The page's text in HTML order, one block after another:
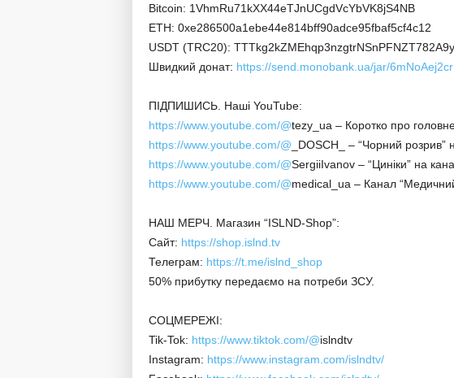
Bitcoin: 1VhmRu71kXX44eTJnUCgdVcYbVK8jS4NB
ETH: 0xe286500a1ebe44e814bff90adce95fbaf5cf4c12
USDT (TRC20):
Швидкий донат: https://send.monobank.ua/jar/6mNoAej2cr
ПІДПИШИСЬ. Наші YouTube:
https://www.youtube.com/@tezy_ua – Коротко про
https://www.youtube.com/@ _DOSCH_ – “Чорний розрив”
https://www.youtube.com/@SergiiIvanov – “Циніки” на
https://www.youtube.com/@medical_ua – Канал
НАШ МЕРЧ. Магазин “ISLND-Shop”:
Сайт: https://shop.islnd.tv
Телеграм: https://t.me/islnd_shop
50% прибутку передаємо на потреби ЗСУ.
СОЦМЕРЕЖІ:
Tik-Tok: https://www.tiktok.com/@islndtv
Instagram: https://www.instagram.com/islndtv/